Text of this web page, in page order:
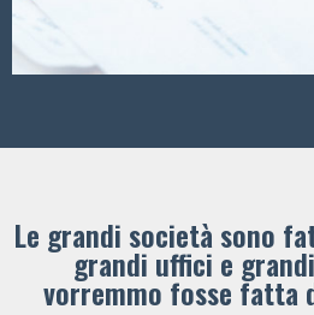
Le grandi società sono
grandi uffici e
vorremmo fosse fatta